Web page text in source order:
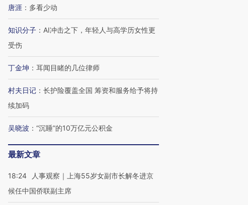
行员跨国走私7万
唐涯 ： 多看少动
知识分子 ： AI冲击之下，年轻人与高学历女性更
受伤
丁金坤 ： 耳闻目睹的几位律师
村夫日记 ： 长护险覆盖全国 筹资和服务给予将持
续加码
吴晓波 ： “沉睡”的10万亿元公积金
最新文章
18:24
人事观察｜上海55岁女副市长解冬进京
候任中国侨联副主席